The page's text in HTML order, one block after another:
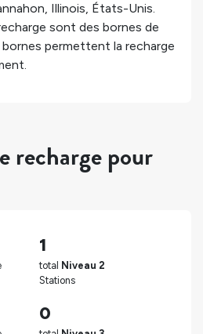
, Illinois, États-Unis.
sont des bornes de
bornes permettent la recharge
recharge pour
1
total Niveau 2
Stations
0